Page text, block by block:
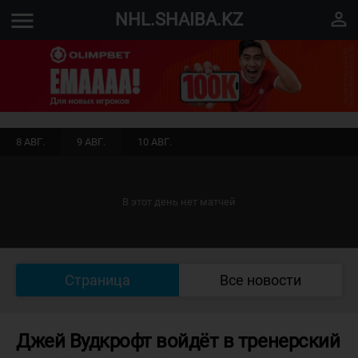
menu NHL.SHAIBA.KZ perm_identity
8 АВГ. 9 АВГ. 10 АВГ.
В этот день нет матчей
Страница Все новости
Джей Вудкрофт войдёт в тренерский